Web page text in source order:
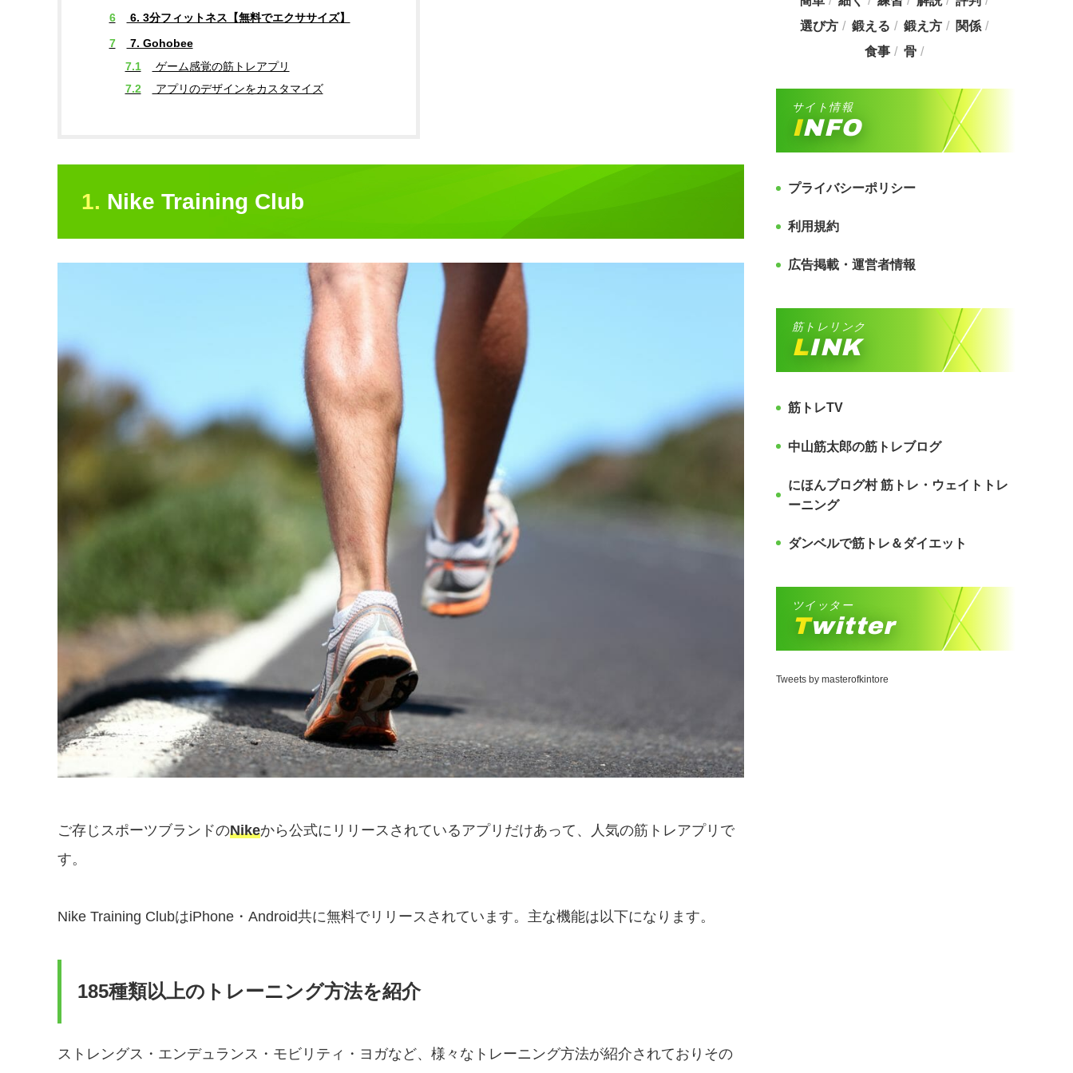
6
6. 3分フィットネス【無料でエクササイズ】
7
7. Gohobee
7.1
ゲーム感覚の筋トレアプリ
7.2
アプリのデザインをカスタマイズ
1. Nike Training Club
ご存じスポーツブランドのNikeから公式にリリースされているアプリだけあって、人気の筋トレアプリで
す。
Nike Training ClubはiPhone・Android共に無料でリリースされています。主な機能は以下になります。
185種類以上のトレーニング方法を紹介
ストレングス・エンデュランス・モビリティ・ヨガなど、様々なトレーニング方法が紹介されておりその
選び方
鍛える 鍛え方
関係
食事
骨
サイト情報
INFO
プライバシーポリシー
利用規約
広告掲載・運営者情報
筋トレリンク
LINK
筋トレTV
中山筋太郎の筋トレブログ
にほんブログ村 筋トレ・ウェイトトレ
ーニング
ダンベルで筋トレ＆ダイエット
ツイッター
Twitter
Tweets by masterofkintore